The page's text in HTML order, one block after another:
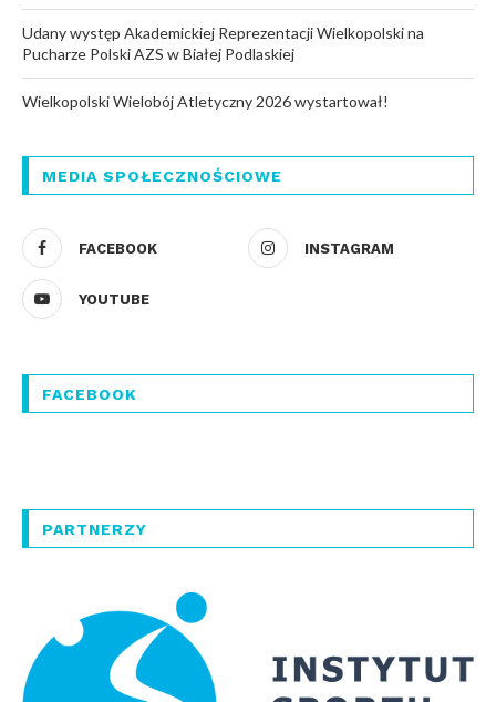
Udany występ Akademickiej Reprezentacji Wielkopolski na
Pucharze Polski AZS w Białej Podlaskiej
Wielkopolski Wielobój Atletyczny 2026 wystartował!
MEDIA SPOŁECZNOŚCIOWE
FACEBOOK INSTAGRAM
YOUTUBE
FACEBOOK
PARTNERZY